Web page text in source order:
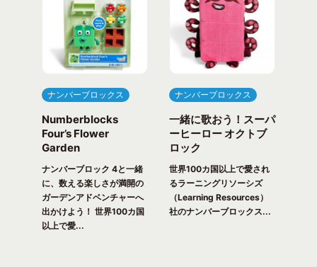
ナンバーブロックス
Numberblocks
Four’s Flower
Garden
ナンバーブロック 4と一緒
に、数える楽しさが満開の
ガーデンアドベンチャーへ
出かけよう！ 世界100カ国
以上で愛...
ナンバーブロックス
一緒に歌おう！スーパ
ーヒーロー オクトブ
ロック
世界100カ国以上で愛され
るラーニングリソーシズ
（Learning Resources）
社のナンバーブロックス...